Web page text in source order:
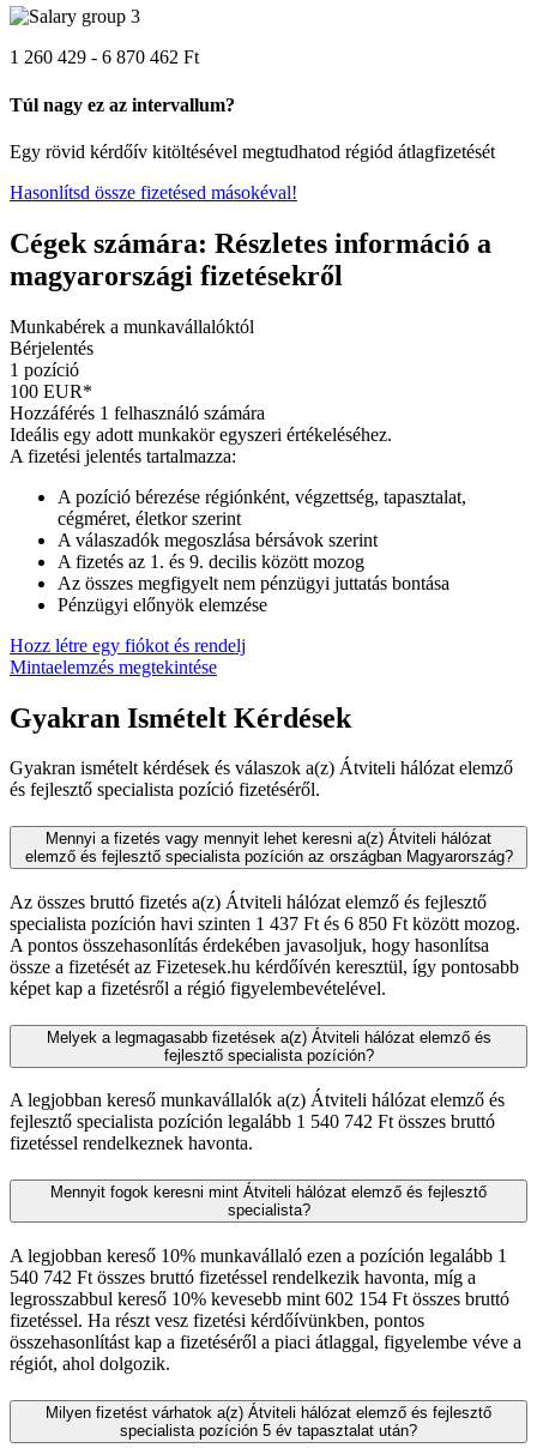
1 260 429 - 6 870 462 Ft
Túl nagy ez az intervallum?
Egy rövid kérdőív kitöltésével megtudhatod régiód átlagfizetését
Hasonlítsd össze fizetésed másokéval!
Cégek számára: Részletes információ a
magyarországi fizetésekről
Munkabérek a munkavállalóktól
Bérjelentés
1 pozíció
100 EUR*
Hozzáférés 1 felhasználó számára
Ideális egy adott munkakör egyszeri értékeléséhez.
A fizetési jelentés tartalmazza:
A pozíció bérezése régiónként, végzettség, tapasztalat,
cégméret, életkor szerint
A válaszadók megoszlása ​​bérsávok szerint
A fizetés az 1. és 9. decilis között mozog
Az összes megfigyelt nem pénzügyi juttatás bontása
Pénzügyi előnyök elemzése
Hozz létre egy fiókot és rendelj
Mintaelemzés megtekintése
Gyakran Ismételt Kérdések
Gyakran ismételt kérdések és válaszok a(z) Átviteli hálózat elemző
és fejlesztő specialista pozíció fizetéséről.
Mennyi a fizetés vagy mennyit lehet keresni a(z) Átviteli hálózat
elemző és fejlesztő specialista pozíción az országban Magyarország?
Az összes bruttó fizetés a(z) Átviteli hálózat elemző és fejlesztő
specialista pozíción havi szinten 1 437 Ft és 6 850 Ft között mozog.
A pontos összehasonlítás érdekében javasoljuk, hogy hasonlítsa
össze a fizetését az Fizetesek.hu kérdőívén keresztül, így pontosabb
képet kap a fizetésről a régió figyelembevételével.
Melyek a legmagasabb fizetések a(z) Átviteli hálózat elemző és
fejlesztő specialista pozíción?
A legjobban kereső munkavállalók a(z) Átviteli hálózat elemző és
fejlesztő specialista pozíción legalább 1 540 742 Ft összes bruttó
fizetéssel rendelkeznek havonta.
Mennyit fogok keresni mint Átviteli hálózat elemző és fejlesztő
specialista?
A legjobban kereső 10% munkavállaló ezen a pozíción legalább 1
540 742 Ft összes bruttó fizetéssel rendelkezik havonta, míg a
legrosszabbul kereső 10% kevesebb mint 602 154 Ft összes bruttó
fizetéssel. Ha részt vesz fizetési kérdőívünkben, pontos
összehasonlítást kap a fizetéséről a piaci átlaggal, figyelembe véve a
régiót, ahol dolgozik.
Milyen fizetést várhatok a(z) Átviteli hálózat elemző és fejlesztő
specialista pozíción 5 év tapasztalat után?